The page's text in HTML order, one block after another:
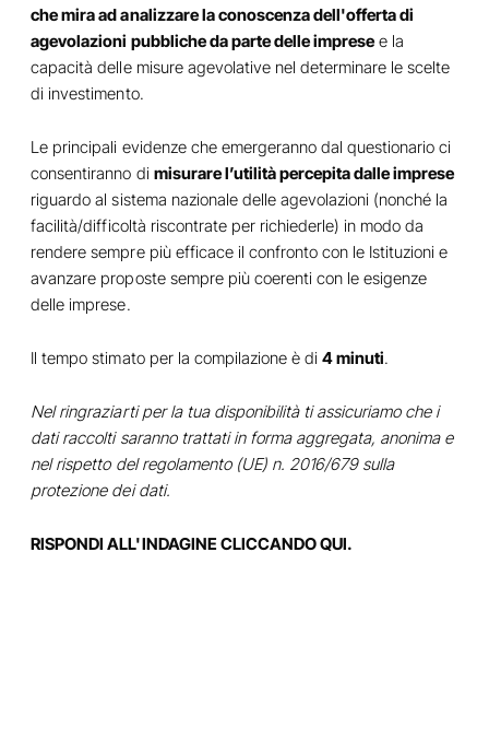
che mira ad analizzare la conoscenza dell'offerta di
agevolazioni pubbliche da parte delle impresee la
capacità delle misure agevolative nel determinare le scelte
di investimento.
Le principali evidenze che emergeranno dal questionario ci
consentiranno di misurare l’utilità percepita dalle imprese
riguardo al sistema nazionale delle agevolazioni (nonché la
facilità/difficoltà riscontrate per richiederle) in modo da
rendere sempre più efficace il confronto con le Istituzioni e
avanzare proposte sempre più coerenti con le esigenze
delle imprese.
Il tempo stimato per la compilazione è di4 minuti.
Nel ringraziarti per la tua disponibilità ti assicuriamo che i
dati raccolti saranno trattati in forma aggregata, anonima e
nel rispetto del regolamento (UE) n. 2016/679 sulla
protezione dei dati.
RISPONDI ALL'INDAGINE CLICCANDO QUI.